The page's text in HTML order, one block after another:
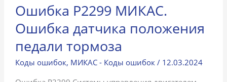
Ошибка P2299 МИКАС.
Ошибка датчика положения
педали тормоза
Коды ошибок, МИКАС - Коды ошибок/ 12.03.2024